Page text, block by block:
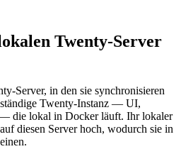
Twenty-Server
Server, in den sie synchronisieren
Twenty-Instanz — UI,
die lokal in Docker läuft. Ihr lokaler
diesen Server hoch, wodurch sie in